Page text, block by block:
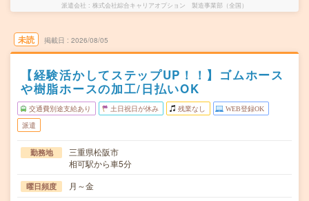
派遣会社 株式会社綜合キャリアオプション 製造事業部（全国）
未読 掲載日 2026/08/05
【経験活かしてステップUP！！】ゴムホース
や樹脂ホースの加工/日払いOK
交通費別途支給あり 土日祝日が休み 残業なし WEB登録OK
派遣
勤務地
三重県松阪市
相可駅から車5分
曜日頻度 月～金